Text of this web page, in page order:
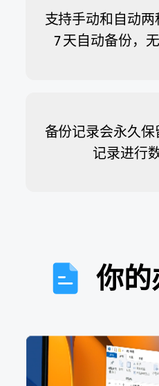
支持手动和自动
7 天自动备份，
备份记录会永久
记录进行
你